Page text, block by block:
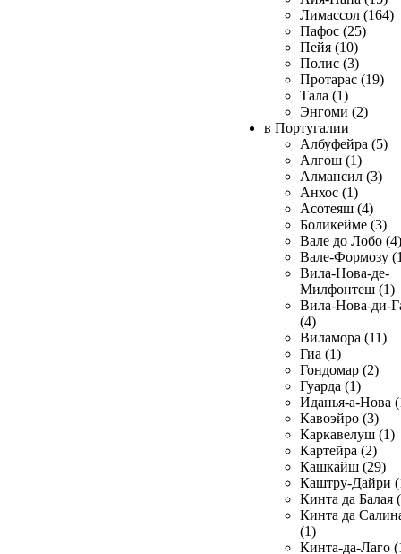
Лимассол (164)
Пафос (25)
Пейя (10)
Полис (3)
Протарас (19)
Тала (1)
Энгоми (2)
в Португалии
Албуфейра (5)
Алгош (1)
Алмансил (3)
Анхос (1)
Асотеяш (4)
Боликейме (3)
Вале до Лобо (4)
Вале-Формозу
Вила-Нова-де-
Милфонтеш (1)
Вила-Нова-ди-
(4)
Виламора (11)
Гиа (1)
Гондомар (2)
Гуарда (1)
Иданья-а-Нова
Кавоэйро (3)
Каркавелуш (1)
Картейра (2)
Кашкайш (29)
Каштру-Дайри
Кинта да Балая
Кинта да
(1)
Кинта-да-Лаго